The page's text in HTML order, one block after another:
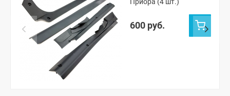
600 руб.